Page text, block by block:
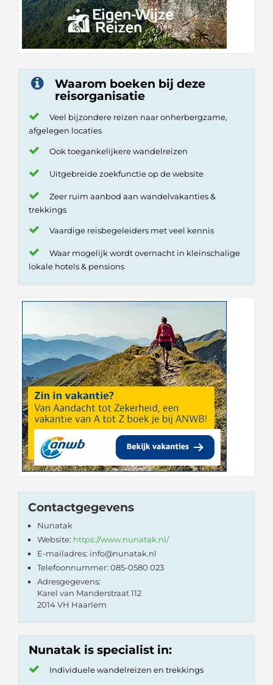
Waarom boeken bij deze
reisorganisatie
Veel bijzondere reizen naar onherbergzame,
afgelegen locaties
Ook toegankelijkere wandelreizen
Uitgebreide zoekfunctie op de website
Zeer ruim aanbod aan wandelvakanties &
trekkings
Vaardige reisbegeleiders met veel kennis
Waar mogelijk wordt overnacht in kleinschalige
lokale hotels & pensions
Contactgegevens
Nunatak
Website: https://www.nunatak.nl/
E-mailadres: info@nunatak.nl
Telefoonnummer: 085-0580 023
Adresgegevens:
Karel van Manderstraat 112
2014 VH Haarlem
Nunatak is specialist in:
Individuele wandelreizen en trekkings